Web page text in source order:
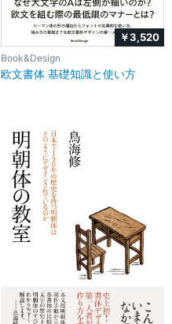
￥3,520
Book&Design
欧文書体 基礎知識と使い方